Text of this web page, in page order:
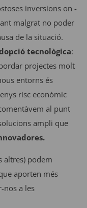
inversions on -
malgrat no poder
de la situació.
tecnològica:
projectes molt
entorns és
risc econòmic
al punt
ampli que
altres) podem
aporten més
nos a les